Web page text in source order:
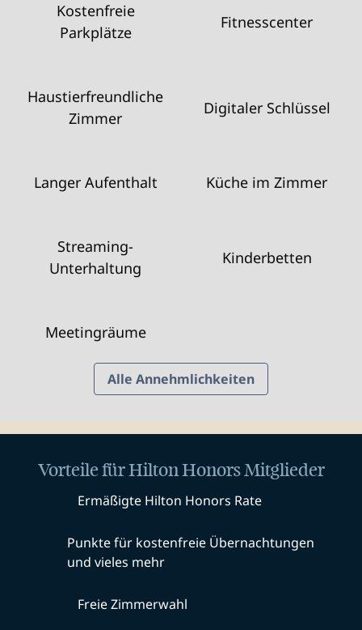
Kostenfreie
Parkplätze
Fitnesscenter
Haustier­freundliche
Zimmer
Digitaler Schlüssel
Langer Aufenthalt Küche im Zimmer
Streaming-
Unterhaltung
Kinderbetten
Meeting­räume
Alle Annehmlichkeiten
Vorteile für Hilton Honors Mitglieder
Ermäßigte Hilton Honors Rate
Punkte für kostenfreie Übernachtungen
und vieles mehr
Freie Zimmerwahl